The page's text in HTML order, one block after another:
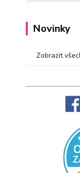
Novinky
Zobrazit